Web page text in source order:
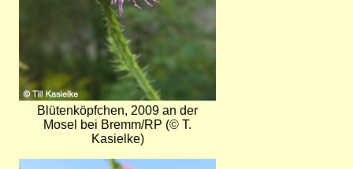
Blütenköpfchen, 2009 an der
Mosel bei Bremm/RP (© T.
Kasielke)